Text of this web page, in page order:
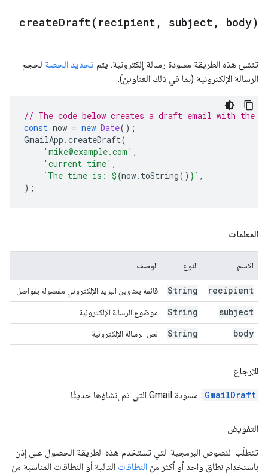
createDraft( recipient , subject , body)
تنشئ هذه الطريقة مسودة رسالة إلكترونية. يتم تحديد الحصة لحجم
الرسالة الإلكترونية (بما في ذلك العناوين).
// The code below creates a draft email with the
const now = new Date();
GmailApp .createDraft(
'mike@example.com' ,
'current time' ,
`The time is: ${now. toString() } ` ,
);
المعلمات
الاسم النوع الوصف
recipient
String قائمة بعناوين البريد الإلكتروني مفصولة بفواصل
subject
String موضوع الرسالة الإلكترونية
body
String نص الرسالة الإلكترونية
الإرجاع
GmailDraft : مسودة Gmail التي تم إنشاؤها حديثًا
التفويض
تتطلّب النصوص البرمجية التي تستخدم هذه الطريقة الحصول على إذن
باستخدام نطاق واحد أو أكثر من النطاقات التالية أو النطاقات المناسبة من